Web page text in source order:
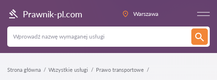
Prawnik-pl.com Warszawa
Strona główna Wszystkie usługi Prawo transportowe